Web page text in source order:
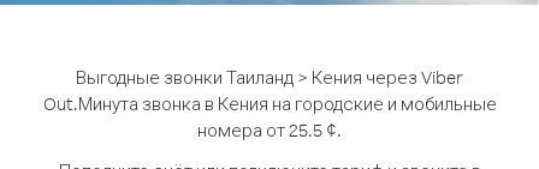
Выгодные звонки Таиланд > Кения через Viber
Out.Минута звонка в Кения на городские и мобильные
номера от 25.5 ¢.